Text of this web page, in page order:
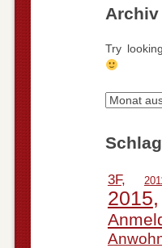
Archiv
Try
Archiv
3F
2015